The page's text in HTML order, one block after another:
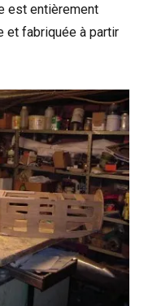
est entièrement
et fabriquée à partir